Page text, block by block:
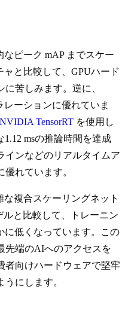
なピーク mAP までスケー
と比較して、GPUハード
苦しみます。逆に、
ーションに優れていま
NVIDIA TensorRT を使用し
msの推論時間を達成
インなどのリアルタイムア
れています。
複合スケーリングネット
ルと比較して、トレーニン
に低くなっています。この
先端のAIへのアクセスを
者向けハードウェアで堅牢
にします。